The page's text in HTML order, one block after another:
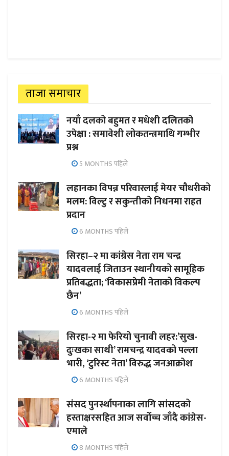
ताजा समाचार
नयाँ दलको बहुमत र मधेशी दलितको
उपेक्षा : समावेशी लोकतन्त्रमाथि गम्भीर
प्रश्न
5 MONTHS पहिले
लहानका विपन्न परिवारलाई मेयर चौधरीको
मलम: विल्टु र सकुन्तीको निधनमा राहत
प्रदान
6 MONTHS पहिले
सिरहा–२ मा कांग्रेस नेता राम चन्द्र
यादवलाई जिताउन स्थानीयको सामूहिक
प्रतिबद्धता; ‘विकासप्रेमी नेताको विकल्प
छैन’
6 MONTHS पहिले
सिरहा-२ मा फेरियो चुनावी लहर:’सुख-
दुःखका साथी’ रामचन्द्र यादवको पल्ला
भारी, ‘टुरिस्ट नेता’ विरुद्ध जनआक्रोश
6 MONTHS पहिले
संसद पुनर्स्थापनाका लागि सांसदको
हस्ताक्षरसहित आज सर्वोच्च जाँदै कांग्रेस-
एमाले
8 MONTHS पहिले